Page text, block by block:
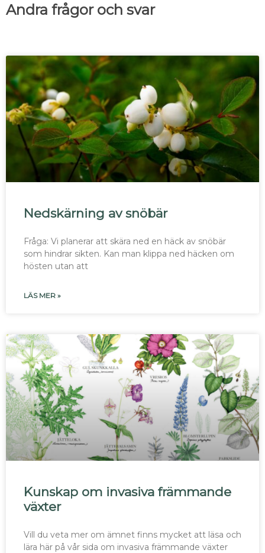
Andra frågor och svar
Nedskärning av snöbär
Fråga: Vi planerar att skära ned en häck av snöbär
som hindrar sikten. Kan man klippa ned häcken om
hösten utan att
LÄS MER »
Kunskap om invasiva främmande
växter
Vill du veta mer om ämnet finns mycket att läsa och
lära här på vår sida om invasiva främmande växter